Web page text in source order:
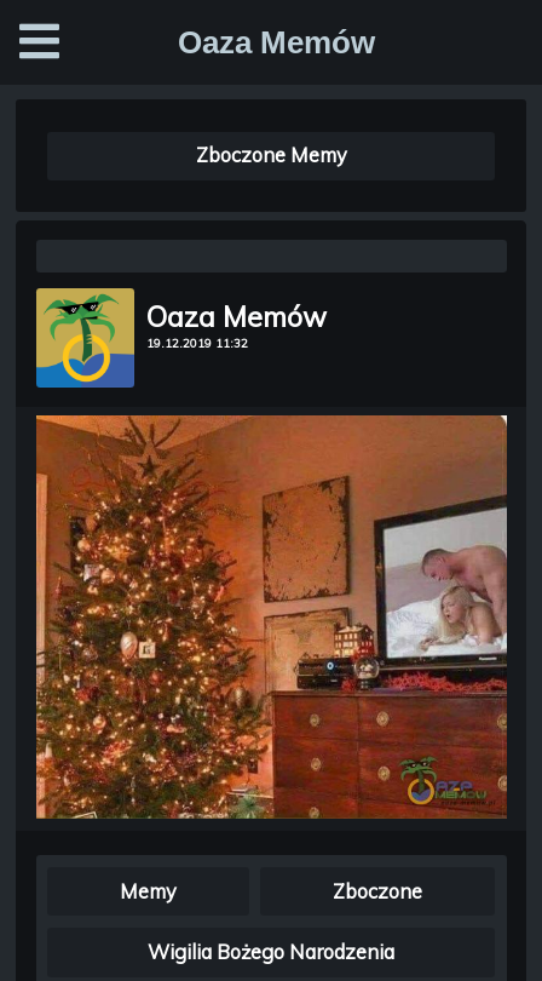
Oaza Memów
Zboczone Memy
Oaza Memów
19.12.2019 11:32
Memy Zboczone
Wigilia Bożego Narodzenia